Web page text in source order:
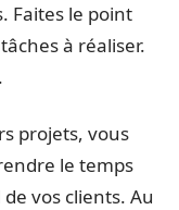
Faites le point
à réaliser.
projets, vous
le temps
vos clients. Au